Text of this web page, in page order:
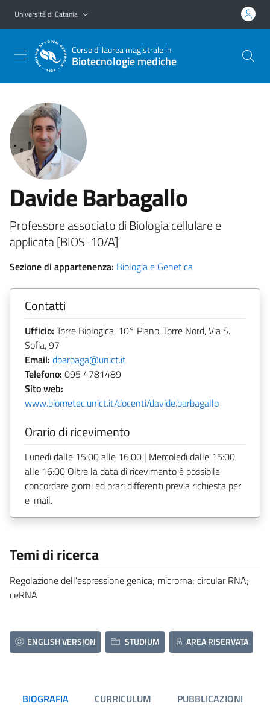
Vai al contenuto principale
Vai al menu di navigazione
Università di Catania
Corso di laurea magistrale in
Biotecnologie mediche
Davide Barbagallo
Professore associato di Biologia cellulare e
applicata [BIOS-10/A]
Sezione di appartenenza: Biologia e Genetica
Contatti
Ufficio: Torre Biologica, 10° Piano, Torre Nord, Via S.
Sofia, 97
Email: dbarbaga@unict.it
Telefono: 095 4781489
Sito web:
www.biometec.unict.it/docenti/davide.barbagallo
Orario di ricevimento
Lunedì dalle 15:00 alle 16:00 | Mercoledì dalle 15:00
alle 16:00 Oltre la data di ricevimento è possibile
concordare giorni ed orari differenti previa richiesta per
e-mail.
Temi di ricerca
Regolazione dell'espressione genica; microrna; circular RNA;
ceRNA
ENGLISH VERSION STUDIUM AREA RISERVATA
BIOGRAFIA CURRICULUM PUBBLICAZIONI